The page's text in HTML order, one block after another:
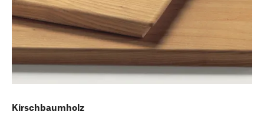
Kirschbaumholz